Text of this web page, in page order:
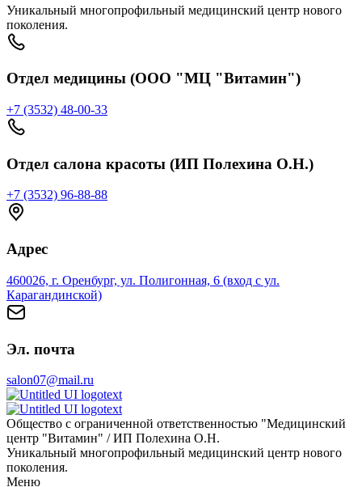
Уникальный многопрофильный медицинский центр нового
поколения.
Отдел медицины (ООО "МЦ "Витамин")
+7 (3532) 48-00-33
Отдел салона красоты (ИП Полехина О.Н.)
+7 (3532) 96-88-88
Адрес
460026, г. Оренбург, ул. Полигонная, 6 (вход с ул.
Карагандинской)
Эл. почта
salon07@mail.ru
Общество с ограниченной ответственностью "Медицинский
центр "Витамин" / ИП Полехина О.Н.
Уникальный многопрофильный медицинский центр нового
поколения.
Меню